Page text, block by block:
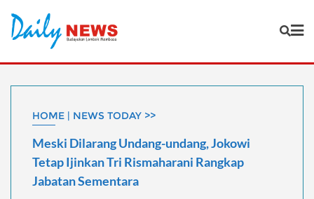
content
HOME | NEWS TODAY >>
Meski Dilarang Undang-undang, Jokowi
Tetap Ijinkan Tri Rismaharani Rangkap
Jabatan Sementara